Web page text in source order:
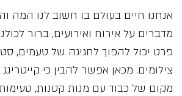
אנחנו חיים בעולם בו חשוב לנו המה
מדברים על אירוח ואירועים, ברור
פרט יכול להפוך לחגיגה של טעמים,
צילומים. מכאן אפשר להבין כי
מקום של כבוד עם מנות קטנות, טעימות,